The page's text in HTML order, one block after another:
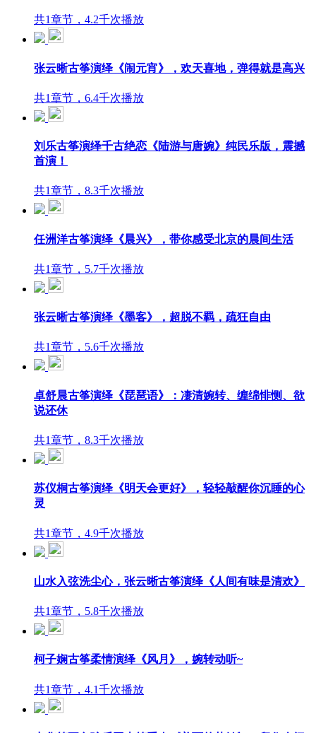
共1章节，4.2千次播放
张云晰古筝演绎《闹元宵》，欢天喜地，弹得就是高兴
共1章节，6.4千次播放
刘乐古筝演绎千古绝恋《陆游与唐婉》纯民乐版，震撼
首演！
共1章节，8.3千次播放
任洲洋古筝演绎《晨兴》，带你感受北京的晨间生活
共1章节，5.7千次播放
张云晰古筝演绎《墨客》，超脱不羁，疏狂自由
共1章节，5.6千次播放
卓舒晨古筝演绎《琵琶语》：凄清婉转、缠绵悱恻、欲
说还休
共1章节，8.3千次播放
苏仪桐古筝演绎《明天会更好》，轻轻敲醒你沉睡的心
灵
共1章节，4.9千次播放
山水入弦洗尘心，张云晰古筝演绎《人间有味是清欢》
共1章节，5.8千次播放
柯子娴古筝柔情演绎《风月》，婉转动听~
共1章节，4.1千次播放